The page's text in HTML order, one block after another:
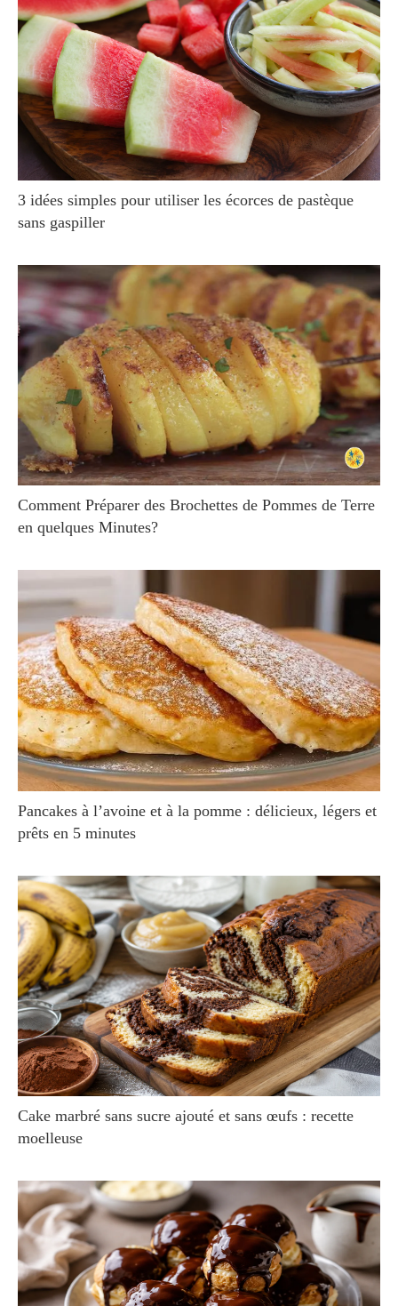
3 idées simples pour utiliser les écorces de pastèque
sans gaspiller
Comment Préparer des Brochettes de Pommes de Terre
en quelques Minutes?
Pancakes à l’avoine et à la pomme : délicieux, légers et
prêts en 5 minutes
Cake marbré sans sucre ajouté et sans œufs : recette
moelleuse